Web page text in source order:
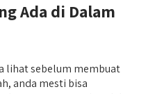
Ada di Dalam
lihat sebelum membuat
anda mesti bisa